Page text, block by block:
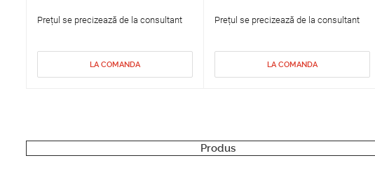
Prețul se precizează de la consultant
LA COMANDA
Prețul se precizează de la consultant
LA COMANDA
Produs